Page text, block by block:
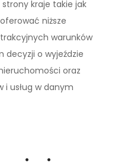
kraje takie jak
niższe
warunków
decyzji o wyjeździe
oraz
usług w danym